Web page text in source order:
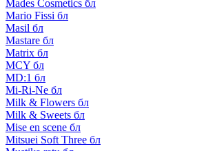
Mades Cosmetics бл
Mario Fissi бл
Masil бл
Mastare бл
Matrix бл
MCY бл
MD:1 бл
Mi-Ri-Ne бл
Milk & Flowers бл
Milk & Sweets бл
Mise en scene бл
Mitsuei Soft Three бл